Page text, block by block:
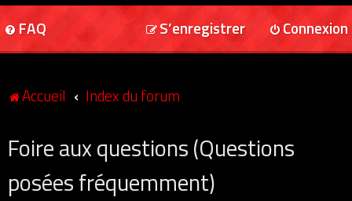
FAQ Connexion
S’enregistrer
Accueil Index du forum
Foire aux questions (Questions
posées fréquemment)